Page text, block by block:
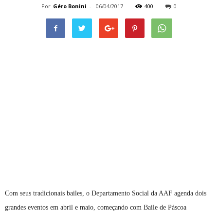
Por Géro Bonini - 06/04/2017 400 0
Com seus tradicionais bailes, o Departamento Social da AAF agenda dois
grandes eventos em abril e maio, começando com Baile de Páscoa